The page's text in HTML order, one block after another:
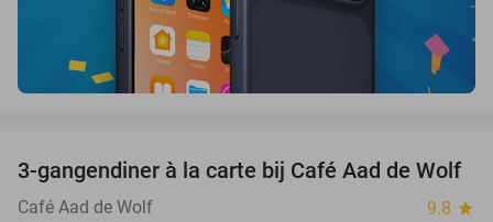
41%
3-gangendiner à la carte bij Café Aad de Wolf
Café Aad de Wolf 9.8 star